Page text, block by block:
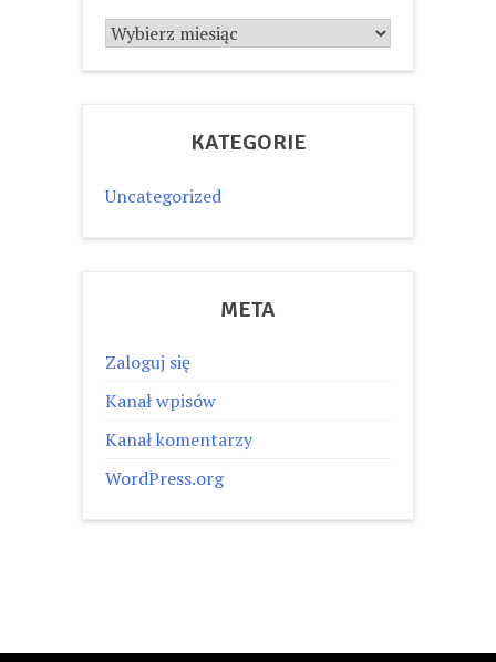
Archiwum
KATEGORIE
Uncategorized
META
Zaloguj się
Kanał wpisów
Kanał komentarzy
WordPress.org